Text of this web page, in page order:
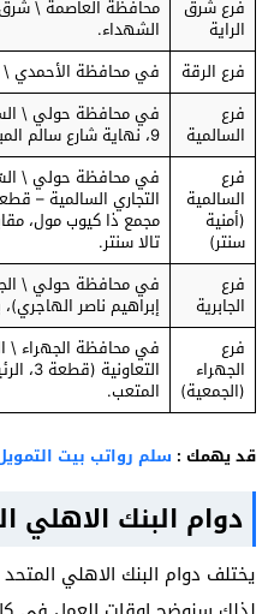
فرع شرق
الراية
محافظة العاصمة \ شرق
الشهداء.
فرع الرقة
في محافظة الأحمدي \
فرع
السالمية
في محافظة حولي \
9، نهاية شارع سالم المبارك، عمارة السّالمية الشّمالية.
فرع
السالمية
(أمنية
سنتر)
في محافظة حولي \
مجمع ذا كيوب مول،
تالا سنتر.
فرع
الجابرية
إبراهيم ناصر
فرع
الجهراء
(الجمعية)
في محافظة الجهراء \
المتعب.
قد يهمك : سلم رواتب بيت
دوام البنك الاهلي
يختلف دوام البنك الاهلي